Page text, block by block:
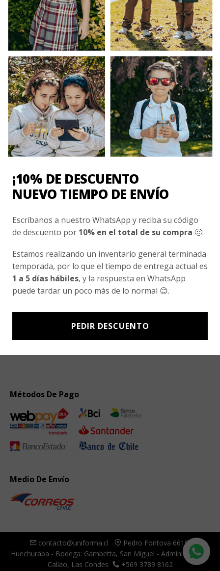
Esenciales
Ayuda Al Cliente
Contacto
¿Cómo Comprar?
Cambios y Devoluciones
¿Cómo Medirme?
Conocenos
Nosotros
Inversionistas
Newsletter signup
Subscríbete a nuestro Newsletter y obtén ofertas exclusivas y
novedades directamente en tu e-mail.
Métodos De Pago
Medio De Envío
contacto@uniforma.cl
Pedro Fontova 6615,
Huechuraba - Bodega: Gambetta, San Miguel - Administración:
Callao, Las Condes
+569 3789 8162
¡10% DE DESCUENTO
NUEVO TIEMPO DE ENVÍO
Escríbanos a nuestro WhatsApp y reciba su código
de descuento por 10% en el total de su compra 🙂.
Estamos realizando un inventario general terminada
temporada, por lo que el tiempo de entrega actual es
1 a 5 días hábiles, y la respuesta en WhatsApp
puede tardar un poco más de lo normal 😊.
PEDIR DESCUENTO